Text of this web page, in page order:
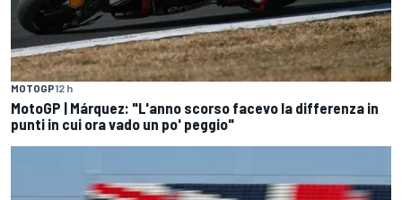
MOTOGP12 h
MotoGP | Márquez: "L'anno scorso facevo la differenza in
punti in cui ora vado un po' peggio"